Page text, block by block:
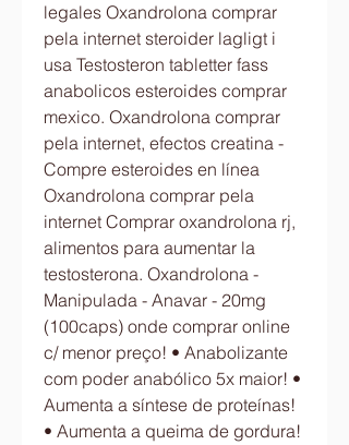
legales Oxandrolona comprar
pela internet steroider lagligt i
usa Testosteron tabletter fass
anabolicos esteroides comprar
mexico. Oxandrolona comprar
pela internet, efectos creatina -
Compre esteroides en línea
Oxandrolona comprar pela
internet Comprar oxandrolona rj,
alimentos para aumentar la
testosterona. Oxandrolona -
Manipulada - Anavar - 20mg
(100caps) onde comprar online
c/ menor preço! • Anabolizante
com poder anabólico 5x maior! •
Aumenta a síntese de proteínas!
• Aumenta a queima de gordura!